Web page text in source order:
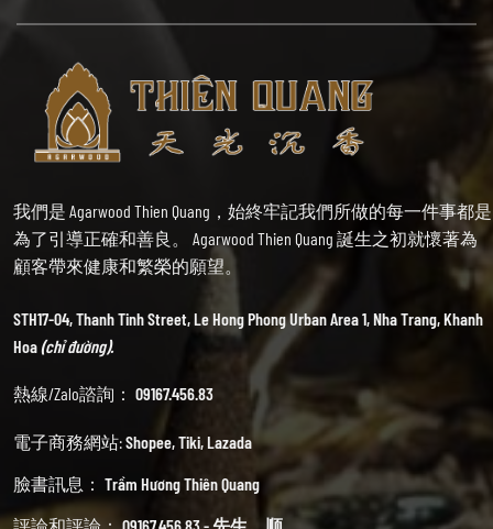
我們是 Agarwood Thien Quang，始終牢記我們所做的每一件事都是
為了引導正確和善良。 Agarwood Thien Quang 誕生之初就懷著為
顧客帶來健康和繁榮的願望。
STH17-04, Thanh Tinh Street, Le Hong Phong Urban Area 1, Nha Trang, Khanh
Hoa(chỉ đường).
熱線/Zalo諮詢： 09167.456.83
電子商務網站:Shopee,Tiki,Lazada
臉書訊息： Trầm Hương Thiên Quang